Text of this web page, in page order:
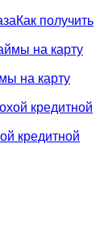
Как получить
на карту
кредитной